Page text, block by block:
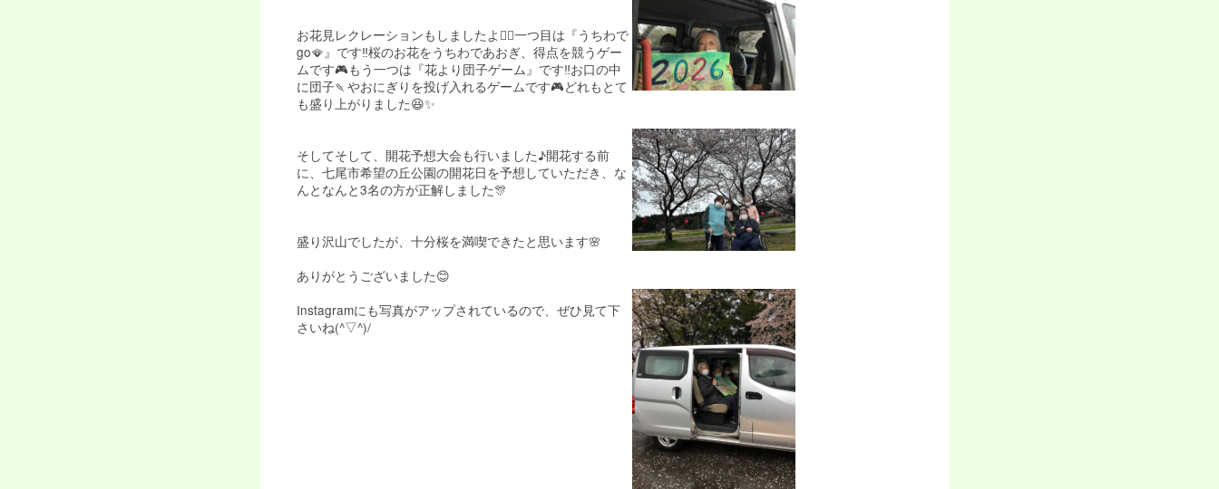
お花見レクレーションもしましたよ🤸‍♀️一つ目は『うちわで
go🪭』です‼️桜のお花をうちわであおぎ、得点を競うゲー
ムです🎮もう一つは『花より団子ゲーム』です‼️お口の中
に団子🍡やおにぎりを投げ入れるゲームです🎮どれもとて
も盛り上がりました😆✨
そしてそして、開花予想大会も行いました♪開花する前
に、七尾市希望の丘公園の開花日を予想していただき、な
んとなんと3名の方が正解しました🎊
盛り沢山でしたが、十分桜を満喫できたと思います🌸
ありがとうございました😊
Instagramにも写真がアップされているので、ぜひ見て下
さいね(^▽^)/